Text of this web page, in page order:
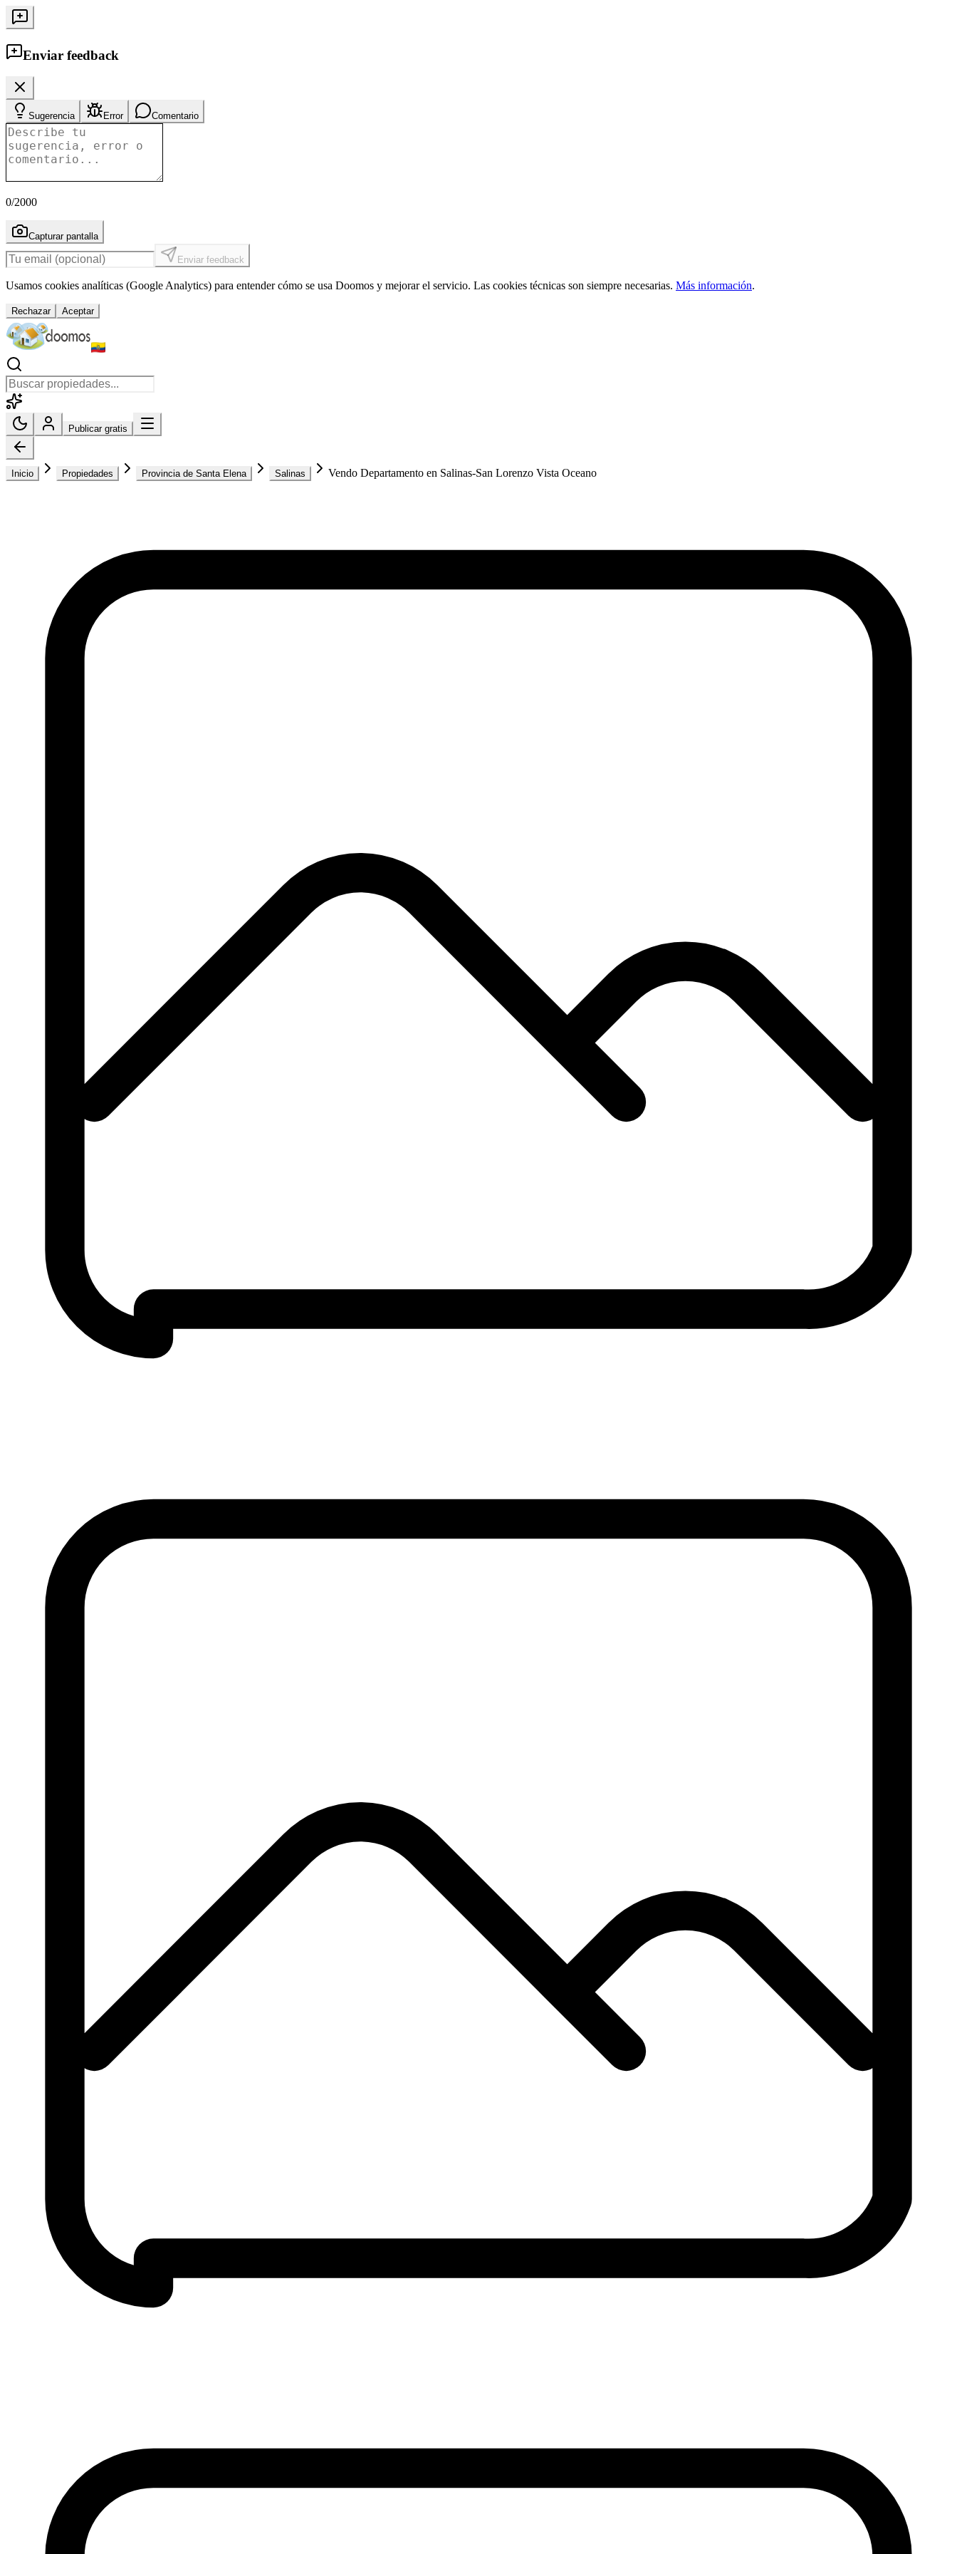
Enviar feedback
Sugerencia Error Comentario
0/2000
Capturar pantalla
Enviar feedback
Usamos cookies analíticas (Google Analytics) para entender cómo se usa Doomos y mejorar el servicio. Las cookies técnicas son siempre necesarias. Más información.
Rechazar Aceptar
Publicar gratis
Inicio Propiedades Provincia de Santa Elena Salinas Vendo Departamento en Salinas-San Lorenzo Vista Oceano